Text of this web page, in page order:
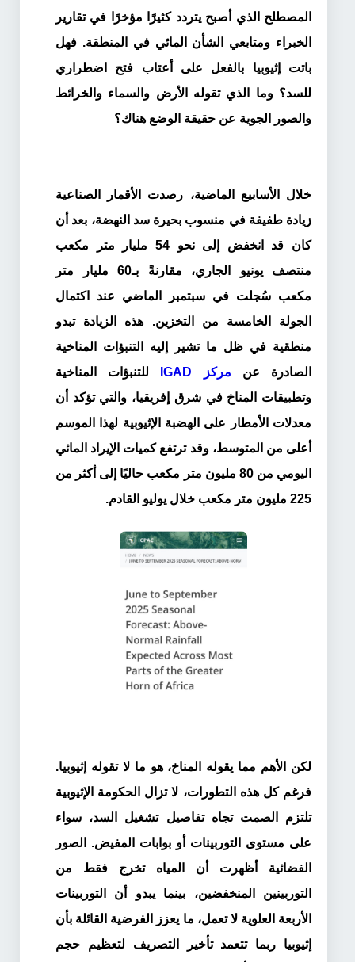
المصطلح الذي أصبح يتردد كثيرًا مؤخرًا في تقارير
الخبراء ومتابعي الشأن المائي في المنطقة. فهل
باتت إثيوبيا بالفعل على أعتاب فتح اضطراري
للسد؟ وما الذي تقوله الأرض والسماء والخرائط
والصور الجوية عن حقيقة الوضع هناك؟
خلال الأسابيع الماضية، رصدت الأقمار الصناعية
زيادة طفيفة في منسوب بحيرة سد النهضة، بعد أن
كان قد انخفض إلى نحو 54 مليار متر مكعب
منتصف يونيو الجاري، مقارنةً بـ60 مليار متر
مكعب سُجلت في سبتمبر الماضي عند اكتمال
الجولة الخامسة من التخزين. هذه الزيادة تبدو
منطقية في ظل ما تشير إليه التنبؤات المناخية
الصادرة عن
مركز IGAD
للتنبؤات المناخية
وتطبيقات المناخ في شرق إفريقيا، والتي تؤكد أن
معدلات الأمطار على الهضبة الإثيوبية لهذا الموسم
أعلى من المتوسط، وقد ترتفع كميات الإيراد المائي
اليومي من 80 مليون متر مكعب حاليًا إلى أكثر من
225 مليون متر مكعب خلال يوليو القادم.
لكن الأهم مما يقوله المناخ، هو ما لا تقوله إثيوبيا.
فرغم كل هذه التطورات، لا تزال الحكومة الإثيوبية
تلتزم الصمت تجاه تفاصيل تشغيل السد، سواء
على مستوى التوربينات أو بوابات المفيض. الصور
الفضائية أظهرت أن المياه تخرج فقط من
التوربينين المنخفضين، بينما يبدو أن التوربينات
الأربعة العلوية لا تعمل، ما يعزز الفرضية القائلة بأن
إثيوبيا ربما تتعمد تأخير التصريف لتعظيم حجم